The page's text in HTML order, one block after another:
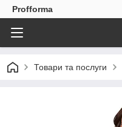
Profforma
Товари та послуги